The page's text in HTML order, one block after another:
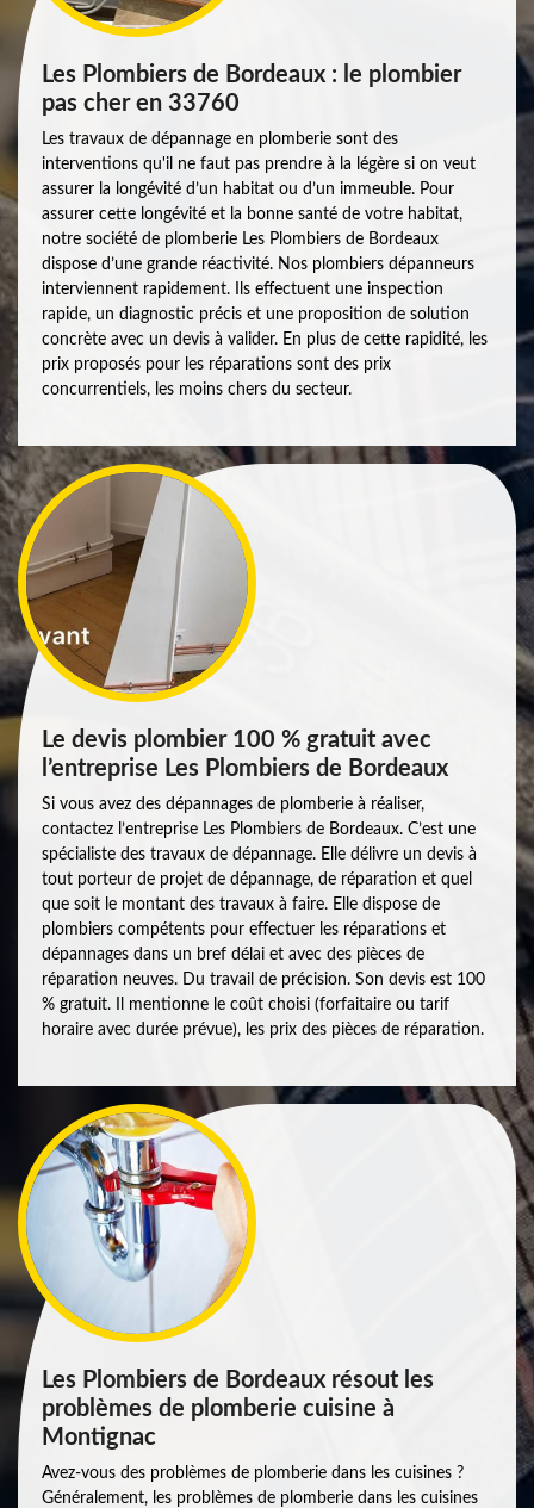
Les Plombiers de Bordeaux : le plombier
pas cher en 33760
Les travaux de dépannage en plomberie sont des
interventions qu'il ne faut pas prendre à la légère si on veut
assurer la longévité d’un habitat ou d’un immeuble. Pour
assurer cette longévité et la bonne santé de votre habitat,
notre société de plomberie Les Plombiers de Bordeaux
dispose d’une grande réactivité. Nos plombiers dépanneurs
interviennent rapidement. Ils effectuent une inspection
rapide, un diagnostic précis et une proposition de solution
concrète avec un devis à valider. En plus de cette rapidité, les
prix proposés pour les réparations sont des prix
concurrentiels, les moins chers du secteur.
Le devis plombier 100 % gratuit avec
l’entreprise Les Plombiers de Bordeaux
Si vous avez des dépannages de plomberie à réaliser,
contactez l’entreprise Les Plombiers de Bordeaux. C’est une
spécialiste des travaux de dépannage. Elle délivre un devis à
tout porteur de projet de dépannage, de réparation et quel
que soit le montant des travaux à faire. Elle dispose de
plombiers compétents pour effectuer les réparations et
dépannages dans un bref délai et avec des pièces de
réparation neuves. Du travail de précision. Son devis est 100
% gratuit. Il mentionne le coût choisi (forfaitaire ou tarif
horaire avec durée prévue), les prix des pièces de réparation.
Les Plombiers de Bordeaux résout les
problèmes de plomberie cuisine à
Montignac
Avez-vous des problèmes de plomberie dans les cuisines ?
Généralement, les problèmes de plomberie dans les cuisines